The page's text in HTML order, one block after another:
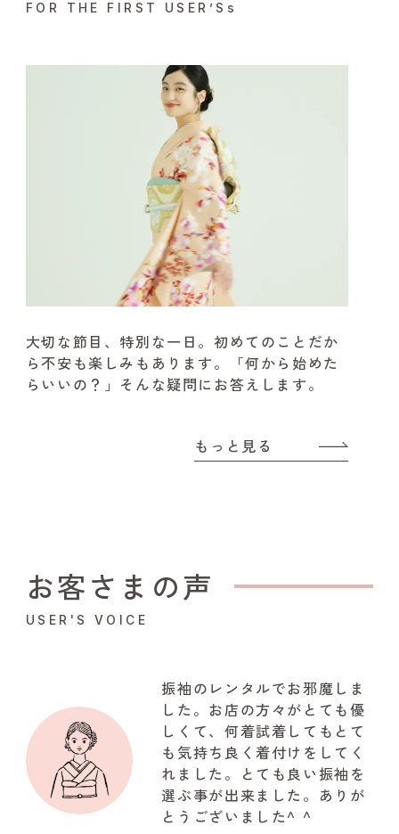
FOR THE FIRST USER’Ss
大切な節目、特別な一日。初めてのことだか
ら不安も楽しみもあります。
「何から始めた
らいいの？」そんな疑問にお答えします。
もっと見る
お客さまの声
USER'S VOICE
振袖のレンタルでお邪魔しま
した。お店の方々がとても優
しくて、何着試着してもとて
も気持ち良く着付けをしてく
れました。とても良い振袖を
選ぶ事が出来ました。ありが
とうございました^ ^